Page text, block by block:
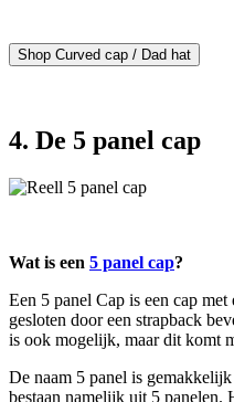
Shop Curved cap / Dad hat
4. De 5 panel cap
Wat is een 5 panel cap?
Een 5 panel Cap is een cap
gesloten door een strapback
is ook mogelijk, maar dit komt
De naam 5 panel is
bestaan namelijk uit 5 panelen.